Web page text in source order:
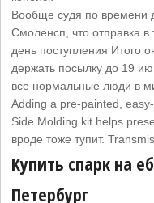
Вообще судя по времени
Смоленсп, что отправка в
день поступления Итого
держать посылку до 19
все нормальные люди в
Adding a pre-painted,
Side Molding kit helps
вроде тоже тупит.
Купить спарк на
Петербург